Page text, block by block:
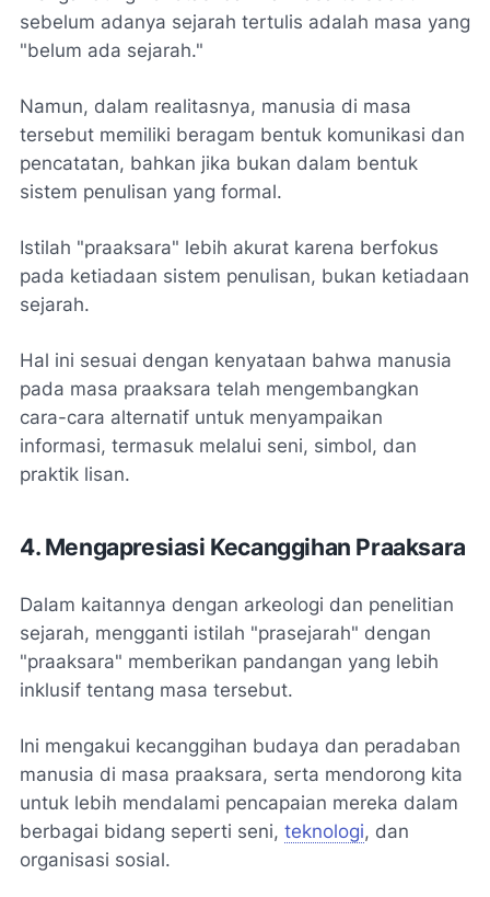
sebelum adanya sejarah tertulis adalah masa yang
"belum ada sejarah."
Namun, dalam realitasnya, manusia di masa
tersebut memiliki beragam bentuk komunikasi dan
pencatatan, bahkan jika bukan dalam bentuk
sistem penulisan yang formal.
Istilah "praaksara" lebih akurat karena berfokus
pada ketiadaan sistem penulisan, bukan ketiadaan
sejarah.
Hal ini sesuai dengan kenyataan bahwa manusia
pada masa praaksara telah mengembangkan
cara-cara alternatif untuk menyampaikan
informasi, termasuk melalui seni, simbol, dan
praktik lisan.
4. Mengapresiasi Kecanggihan Praaksara
Dalam kaitannya dengan arkeologi dan penelitian
sejarah, mengganti istilah "prasejarah" dengan
"praaksara" memberikan pandangan yang lebih
inklusif tentang masa tersebut.
Ini mengakui kecanggihan budaya dan peradaban
manusia di masa praaksara, serta mendorong kita
untuk lebih mendalami pencapaian mereka dalam
berbagai bidang seperti seni, teknologi, dan
organisasi sosial.